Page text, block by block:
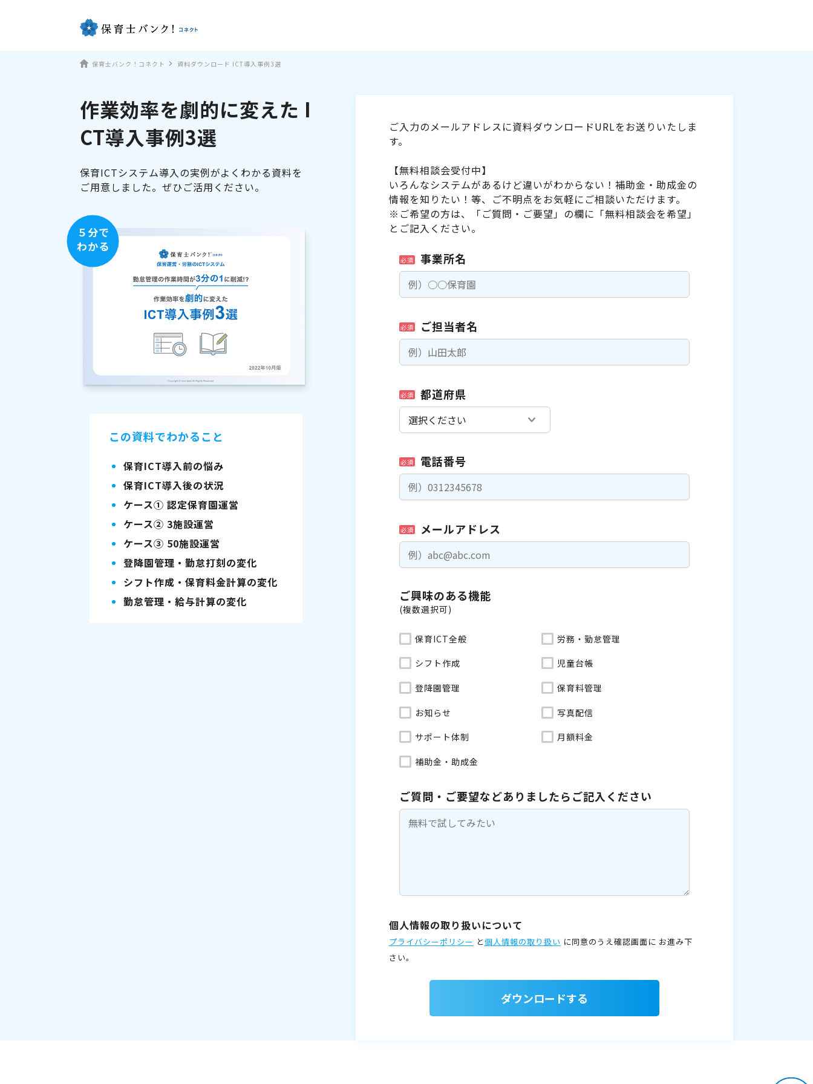
保育士バンク！コネクト 資料ダウンロード ICT導入事例3選
作業効率を劇的に変えた I
CT導入事例3選
保育ICTシステム導入の実例がよくわかる資料を
ご用意しました。ぜひご活用ください。
５分で
わかる
この資料でわかること
保育ICT導入前の悩み
保育ICT導入後の状況
ケース① 認定保育園運営
ケース② 3施設運営
ケース③ 50施設運営
登降園管理・勤怠打刻の変化
シフト作成・保育料金計算の変化
勤怠管理・給与計算の変化
ご入力のメールアドレスに資料ダウンロードURLをお送りいたしま
す。
【無料相談会受付中】
いろんなシステムがあるけど違いがわからない！補助金・助成金の
情報を知りたい！等、ご不明点をお気軽にご相談いただけます。
※ご希望の方は、「ご質問・ご要望」の欄に「無料相談会を希望」
とご記入ください。
必須 事業所名
必須 ご担当者名
必須 都道府県
必須 電話番号
必須 メールアドレス
ご興味のある機能
(複数選択可)
保育ICT全般 労務・勤怠管理
シフト作成 児童台帳
登降園管理 保育料管理
お知らせ 写真配信
サポート体制 月額料金
補助金・助成金
ご質問・ご要望などありましたらご記入ください
個人情報の取り扱いについて
プライバシーポリシー と個人情報の取り扱い に同意のうえ確認画面に お進み下
さい。
ダウンロードする